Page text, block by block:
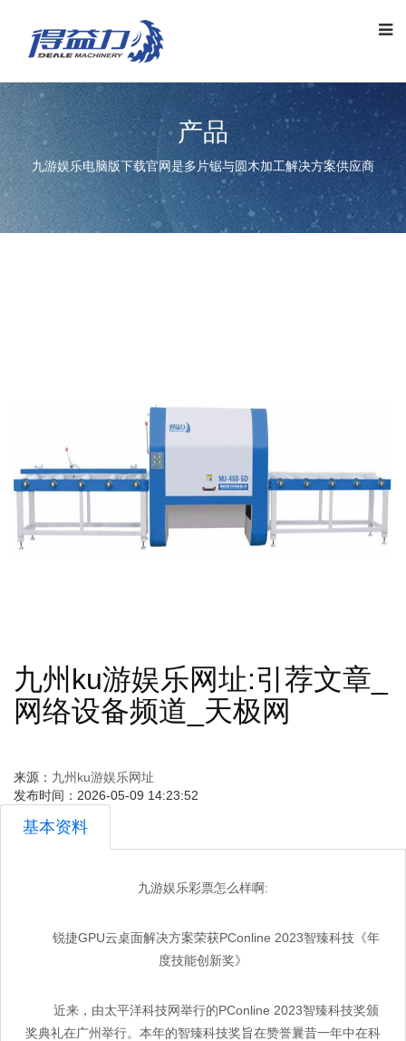
产品
九游娱乐电脑版下载官网是多片锯与圆木加工解决方案供应商
九州ku游娱乐网址:引荐文章_
网络设备频道_天极网
来源： 九州ku游娱乐网址
发布时间：2026-05-09 14:23:52
基本资料
九游娱乐彩票怎么样啊:
锐捷GPU云桌面解决方案荣获PConline 2023智臻科技《年
度技能创新奖》
近来，由太平洋科技网举行的PConline 2023智臻科技奖颁
奖典礼在广州举行。本年的智臻科技奖旨在赞誉曩昔一年中在科